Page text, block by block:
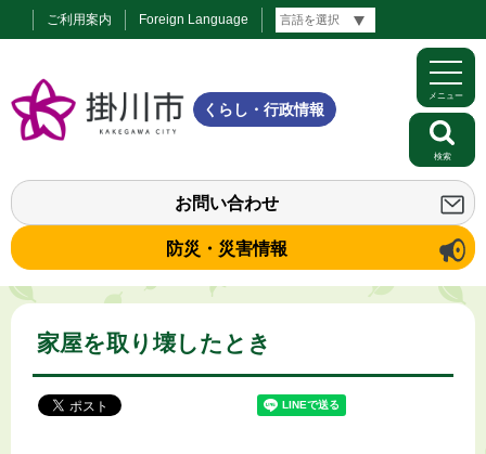
ご利用案内 Foreign Language
くらし・行政情報
お問い合わせ
防災・災害情報
メニュー
検索
家屋を取り壊したとき